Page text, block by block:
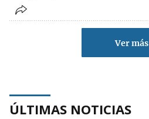
Ver más
ÚLTIMAS NOTICIAS